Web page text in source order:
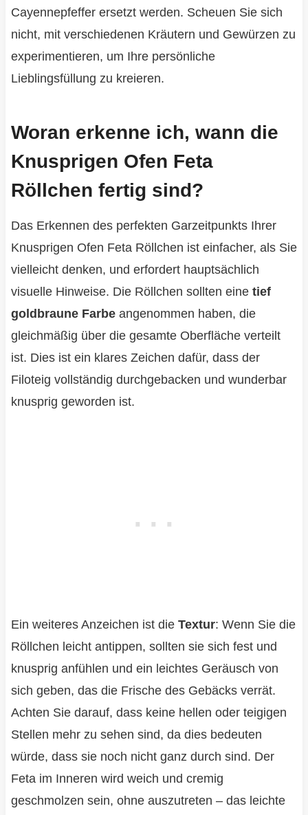
Cayennepfeffer ersetzt werden. Scheuen Sie sich
nicht, mit verschiedenen Kräutern und Gewürzen zu
experimentieren, um Ihre persönliche
Lieblingsfüllung zu kreieren.
Woran erkenne ich, wann die
Knusprigen Ofen Feta
Röllchen fertig sind?
Das Erkennen des perfekten Garzeitpunkts Ihrer
Knusprigen Ofen Feta Röllchen ist einfacher, als Sie
vielleicht denken, und erfordert hauptsächlich
visuelle Hinweise. Die Röllchen sollten eine tief
goldbraune Farbeangenommen haben, die
gleichmäßig über die gesamte Oberfläche verteilt
ist. Dies ist ein klares Zeichen dafür, dass der
Filoteig vollständig durchgebacken und wunderbar
knusprig geworden ist.
Ein weiteres Anzeichen ist die Textur: Wenn Sie die
Röllchen leicht antippen, sollten sie sich fest und
knusprig anfühlen und ein leichtes Geräusch von
sich geben, das die Frische des Gebäcks verrät.
Achten Sie darauf, dass keine hellen oder teigigen
Stellen mehr zu sehen sind, da dies bedeuten
würde, dass sie noch nicht ganz durch sind. Der
Feta im Inneren wird weich und cremig
geschmolzen sein, ohne auszutreten – das leichte